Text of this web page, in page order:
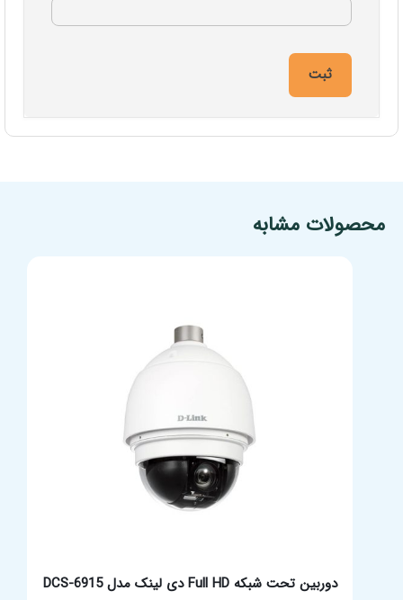
محصولات مشابه
دوربین تحت شبکه Full HD دی لینک مدل DCS-6915